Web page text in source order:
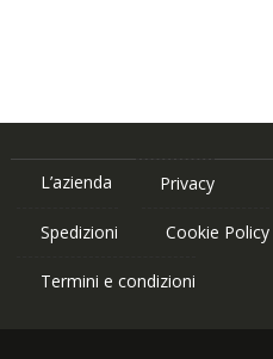
L’azienda Privacy
Spedizioni Cookie Policy
Termini e condizioni